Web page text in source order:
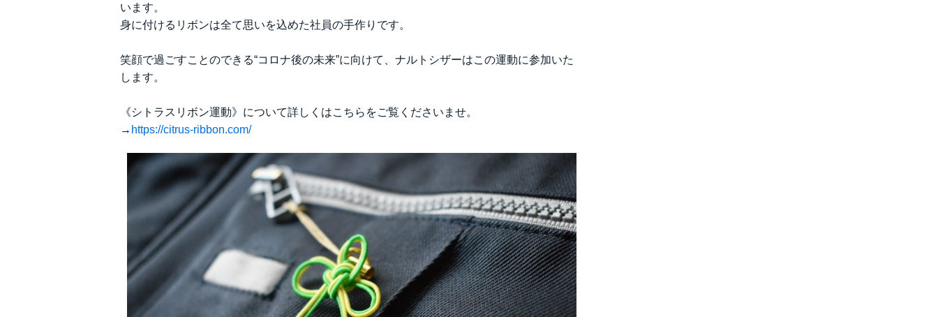
います。
身に付けるリボンは全て思いを込めた社員の手作りです。
笑顔で過ごすことのできる“コロナ後の未来”に向けて、ナルトシザーはこの運動に参加いた
します。
《シトラスリボン運動》について詳しくはこちらをご覧くださいませ。
→ https://citrus-ribbon.com/